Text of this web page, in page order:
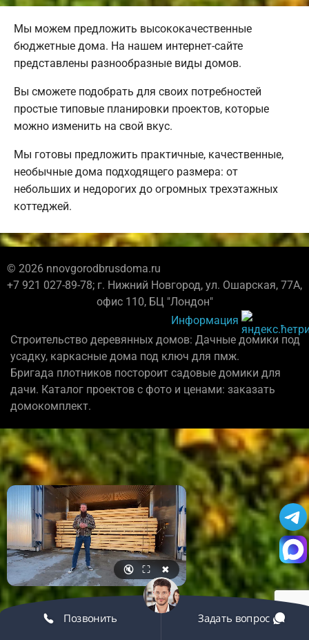
Мы можем предложить высококачественные
бюджетные дома. На нашем интернет-сайте
представлены разнообразные виды домов.
Вы сможете подобрать для своих потребностей
простые типовые планировки проектов, которые
можно изменить на свой вкус.
Мы готовы предложить практичные, качественные,
необычные дома подходящего размера: от
небольших и недорогих до огромных трехэтажных
коттеджей.
© 2026 nnovgorodbrusdoma.ru
+7 921 027-89-78; г. Нижний Новгород, ул. Ошарская, 77А,
офис 110, БЦ "Лондон"
Информация
Строительство деревянных домов: Дачные домики под
усадку, каркасные дома под ключ для пмж.
Бригада плотников постороит садовые домики для
дачи. Каталог проектов с фото и ценами: заказать
домокомплект.
🔇 ⛶ ✖
Позвонить Задать вопрос